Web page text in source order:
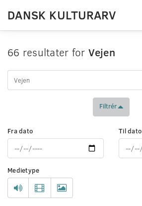
DANSK KULTURARV
66 resultater for Vejen
Filtrér
Fra dato Til dato
Medietype